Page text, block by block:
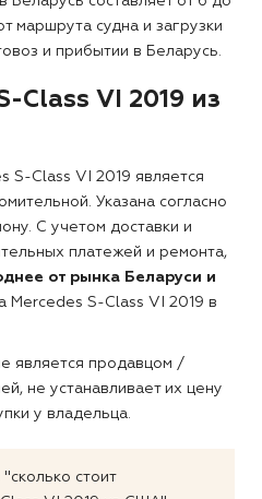
маршрута судна и загрузки
и прибытии в Беларусь.
Class VI 2019 из
S-Class VI 2019 является
Указана согласно
С учетом доставки и
платежей и ремонта,
от рынка Беларуси и
Mercedes S-Class VI 2019 в
является продавцом /
не устанавливает их цену
у владельца.
стоит